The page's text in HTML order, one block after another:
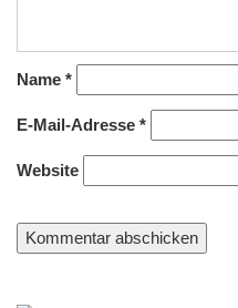
Name *
E-Mail-Adresse *
Website